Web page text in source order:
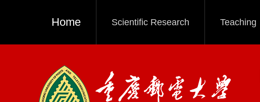
Home Scientific Research Teaching